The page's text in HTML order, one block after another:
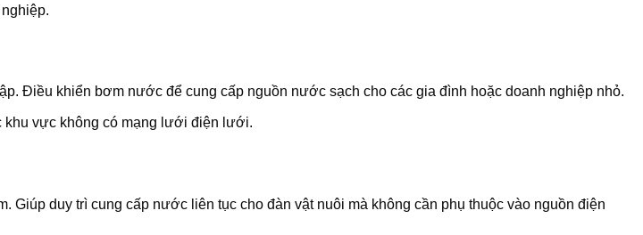
Điều khiển bơm nước để cung cấp nguồn nước sạch cho các gia đình hoặc doanh nghiệp nhỏ.
khu vực không có mạng lưới điện lưới.
duy trì cung cấp nước liên tục cho đàn vật nuôi mà không cần phụ thuộc vào nguồn điện